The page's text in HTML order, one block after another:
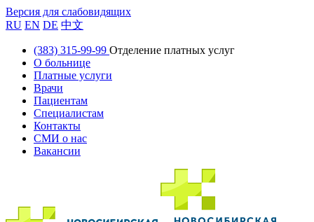
Версия для слабовидящих
RU EN DE 中文
(383) 315-99-99 Отделение платных услуг
О больнице
Платные услуги
Врачи
Пациентам
Специалистам
Контакты
СМИ о нас
Вакансии